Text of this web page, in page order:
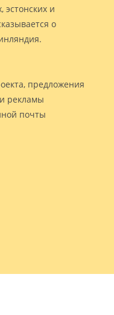
эстонских и
о
предложения
рекламы
почты